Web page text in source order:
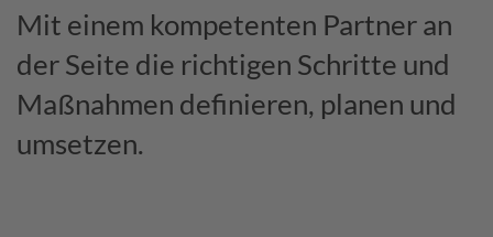
Mit einem kompetenten Partner an
der Seite die richtigen Schritte und
Maßnahmen definieren, planen und
umsetzen.